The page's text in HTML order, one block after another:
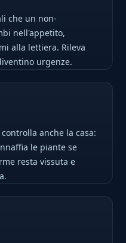
che un non-
nell'appetito,
alla lettiera. Rileva
urgenze.
anche la casa:
le piante se
resta vissuta e